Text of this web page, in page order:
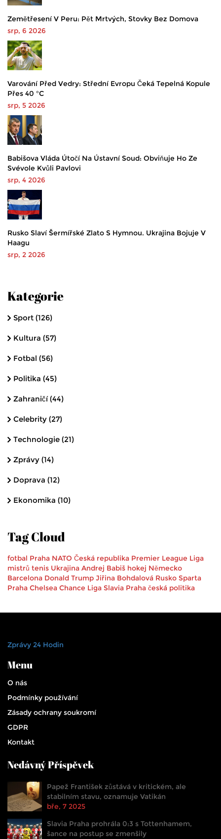
Zemětřesení V Peru: Pět Mrtvých, Stovky Bez Domova
srp, 6 2026
Varování Před Vedry: Střední Evropu Čeká Tepelná Kopule
Přes 40 °C
srp, 5 2026
Babišova Vláda Útočí Na Ústavní Soud: Obviňuje Ho Ze
Svévole Kvůli Pavlovi
srp, 4 2026
Rusko Slaví Šermířské Zlato S Hymnou. Ukrajina Bojuje V
Haagu
srp, 2 2026
Kategorie
Sport (126)
Kultura (57)
Fotbal (56)
Politika (45)
Zahraničí(44)
Celebrity (27)
Technologie (21)
Zprávy (14)
Doprava (12)
Ekonomika (10)
Tag Cloud
fotbal Praha NATO Česká republika Premier League Liga
mistrů tenis Ukrajina Andrej Babiš hokej Německo
Barcelona Donald Trump Jiřina Bohdalová Rusko Sparta
Praha Chelsea Chance Liga Slavia Praha česká politika
Zprávy 24 Hodin
Menu
O nás
Podmínky používání
Zásady ochrany soukromí
GDPR
Kontakt
Nedávný Příspěvek
Papež František zůstává v kritickém, ale
stabilním stavu, oznamuje Vatikán
bře, 7 2025
Slavia Praha prohrála 0:3 s Tottenhamem,
šance na postup se zmenšily